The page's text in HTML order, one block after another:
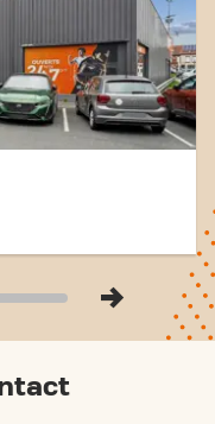
RoncqHalluinet
fitness.